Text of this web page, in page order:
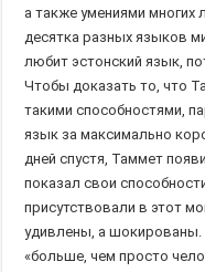
а также умениями
десятка разных языков
любит эстонский язык,
Чтобы доказать то, что
такими способностями,
язык за максимально
дней спустя, Таммет
показал свои
присутствовали в этот
удивлены, а шокированы.
«больше, чем просто